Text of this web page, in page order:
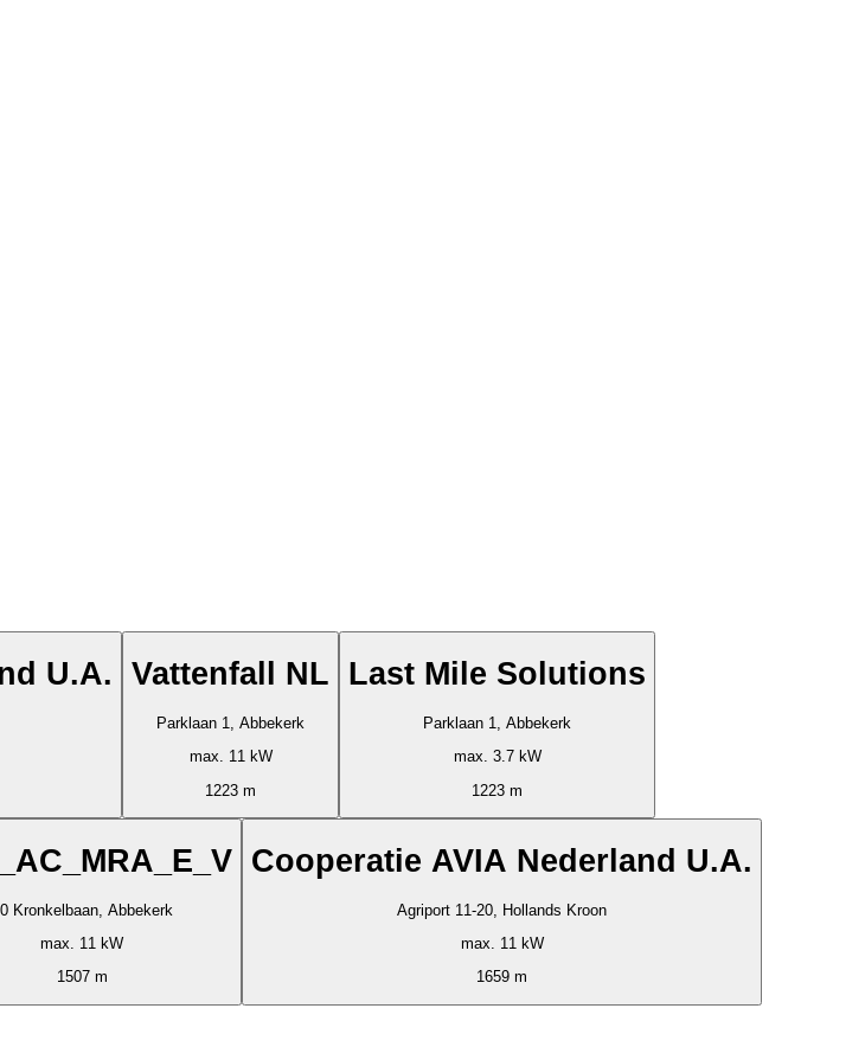
U.A. Vattenfall NL
Parklaan 1, Abbekerk
max. 11 kW
1223 m
Last Mile Solutions
Parklaan 1, Abbekerk
max. 3.7 kW
1223 m
Kronkelbaan, Abbekerk
max. 11 kW
1507 m
Cooperatie AVIA Nederland U.A.
Agriport 11-20, Hollands Kroon
max. 11 kW
1659 m